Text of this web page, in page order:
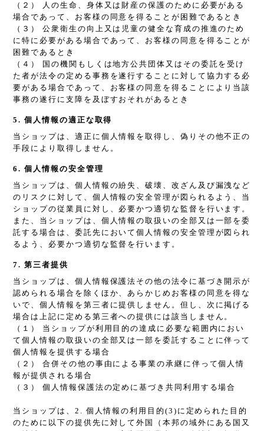
（２） 人の生命、身体又は財産の保護のために必要がある
場合であって、お客様の同意を得ることが困難であるとき
（３） 公衆衛生の向上又は児童の健全な育成の推進のため
に特に必要がある場合であって、お客様の同意を得ることが
困難であるとき
（４） 国の機関もしくは地方公共団体又はその委託を受け
た者が法令の定める事務を遂行することに対して協力する必
要がある場合であって、お客様の同意を得ることにより当該
事務の遂行に支障を及ぼすおそれがあるとき
5. 個人情報の適正な取得
当ショップは、適正に個人情報を取得し、偽りその他不正の
手段により取得しません。
6. 個人情報の安全管理
当ショップは、個人情報の紛失、破壊、改ざん及び漏洩など
のリスクに対して、個人情報の安全管理が図られるよう、当
ショップの従業員に対し、必要かつ適切な監督を行います。
また、当ショップは、個人情報の取扱いの全部又は一部を委
託する場合は、委託先において個人情報の安全管理が図られ
るよう、必要かつ適切な監督を行います。
7. 第三者提供
当ショップは、個人情報保護法その他の法令に基づき開示が
認められる場合を除くほか、あらかじめお客様の同意を得な
いで、個人情報を第三者に提供しません。但し、次に掲げる
場合は上記に定める第三者への提供には該当しません。
（１） 当ショップが利用目的の達成に必要な範囲内におい
て個人情報の取扱いの全部又は一部を委託することに伴って
個人情報を提供する場合
（２） 合併その他の事由による事業の承継に伴って個人情
報が提供される場合
（３） 個人情報保護法の定めに基づき共同利用する場合
当ショップは、2. 個人情報の利用目的(3)に定められた目的
のために以下の提供先に対して外国（本邦の域外にある国又